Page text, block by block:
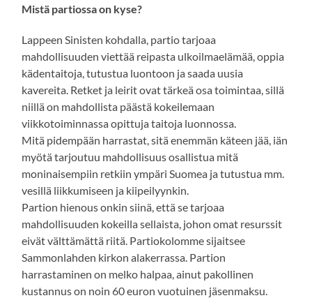
Mistä partiossa on kyse?
Lappeen Sinisten kohdalla, partio tarjoaa
mahdollisuuden viettää reipasta ulkoilmaelämää, oppia
kädentaitoja, tutustua luontoon ja saada uusia
kavereita. Retket ja leirit ovat tärkeä osa toimintaa, sillä
niillä on mahdollista päästä kokeilemaan
viikkotoiminnassa opittuja taitoja luonnossa.
Mitä pidempään harrastat, sitä enemmän käteen jää, iän
myötä tarjoutuu mahdollisuus osallistua mitä
moninaisempiin retkiin ympäri Suomea ja tutustua mm.
vesillä liikkumiseen ja kiipeilyynkin.
Partion hienous onkin siinä, että se tarjoaa
mahdollisuuden kokeilla sellaista, johon omat resurssit
eivät välttämättä riitä. Partiokolomme sijaitsee
Sammonlahden kirkon alakerrassa. Partion
harrastaminen on melko halpaa, ainut pakollinen
kustannus on noin 60 euron vuotuinen jäsenmaksu.